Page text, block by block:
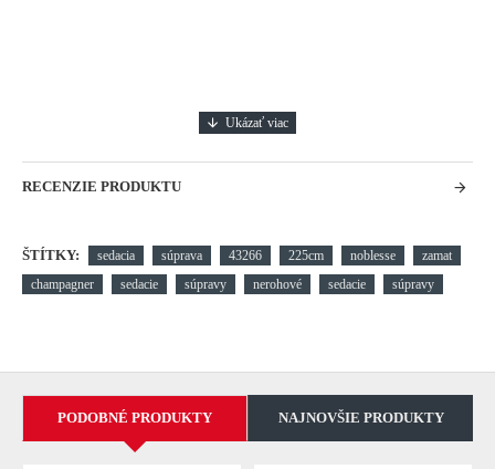
RECENZIE PRODUKTU
ŠTÍTKY: sedacia súprava 43266 225cm noblesse
zamat
champagner
sedacie súpravy nerohové sedacie súpravy
PODOBNÉ PRODUKTY NAJNOVŠIE PRODUKTY